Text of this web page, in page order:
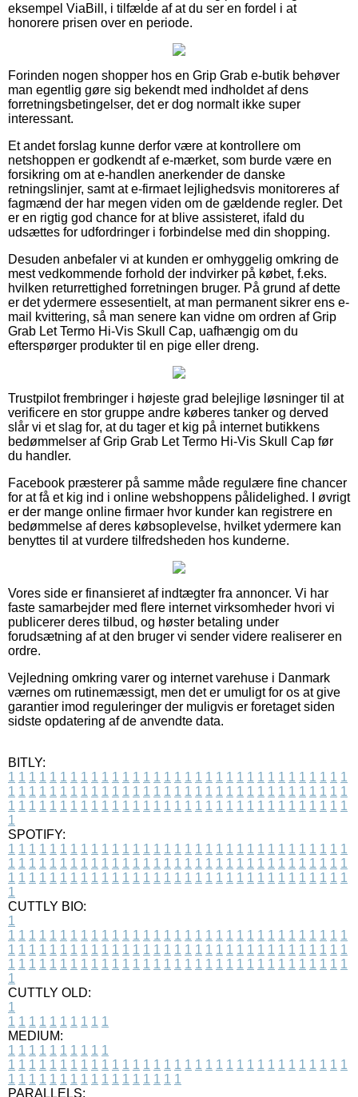
eksempel ViaBill, i tilfælde af at du ser en fordel i at
honorere prisen over en periode.
Forinden nogen shopper hos en Grip Grab e-butik behøver
man egentlig gøre sig bekendt med indholdet af dens
forretningsbetingelser, det er dog normalt ikke super
interessant.
Et andet forslag kunne derfor være at kontrollere om
netshoppen er godkendt af e-mærket, som burde være en
forsikring om at e-handlen anerkender de danske
retningslinjer, samt at e-firmaet lejlighedsvis monitoreres af
fagmænd der har megen viden om de gældende regler. Det
er en rigtig god chance for at blive assisteret, ifald du
udsættes for udfordringer i forbindelse med din shopping.
Desuden anbefaler vi at kunden er omhyggelig omkring de
mest vedkommende forhold der indvirker på købet, f.eks.
hvilken returrettighed forretningen bruger. På grund af dette
er det ydermere essesentielt, at man permanent sikrer ens e-
mail kvittering, så man senere kan vidne om ordren af Grip
Grab Let Termo Hi-Vis Skull Cap, uafhængig om du
efterspørger produkter til en pige eller dreng.
Trustpilot frembringer i højeste grad belejlige løsninger til at
verificere en stor gruppe andre køberes tanker og derved
slår vi et slag for, at du tager et kig på internet butikkens
bedømmelser af Grip Grab Let Termo Hi-Vis Skull Cap før
du handler.
Facebook præsterer på samme måde regulære fine chancer
for at få et kig ind i online webshoppens pålidelighed. I øvrigt
er der mange online firmaer hvor kunder kan registrere en
bedømmelse af deres købsoplevelse, hvilket ydermere kan
benyttes til at vurdere tilfredsheden hos kunderne.
Vores side er finansieret af indtægter fra annoncer. Vi har
faste samarbejder med flere internet virksomheder hvori vi
publicerer deres tilbud, og høster betaling under
forudsætning af at den bruger vi sender videre realiserer en
ordre.
Vejledning omkring varer og internet varehuse i Danmark
værnes om rutinemæssigt, men det er umuligt for os at give
garantier imod reguleringer der muligvis er foretaget siden
sidste opdatering af de anvendte data.
BITLY:
1 1 1 1 1 1 1 1 1 1 1 1 1 1 1 1 1 1 1 1 1 1 1 1 1 1 1 1 1 1 1 1 1
1 1 1 1 1 1 1 1 1 1 1 1 1 1 1 1 1 1 1 1 1 1 1 1 1 1 1 1 1 1 1 1 1
1 1 1 1 1 1 1 1 1 1 1 1 1 1 1 1 1 1 1 1 1 1 1 1 1 1 1 1 1 1 1 1 1
1
SPOTIFY:
1 1 1 1 1 1 1 1 1 1 1 1 1 1 1 1 1 1 1 1 1 1 1 1 1 1 1 1 1 1 1 1 1
1 1 1 1 1 1 1 1 1 1 1 1 1 1 1 1 1 1 1 1 1 1 1 1 1 1 1 1 1 1 1 1 1
1 1 1 1 1 1 1 1 1 1 1 1 1 1 1 1 1 1 1 1 1 1 1 1 1 1 1 1 1 1 1 1 1
1
CUTTLY BIO:
1
1 1 1 1 1 1 1 1 1 1 1 1 1 1 1 1 1 1 1 1 1 1 1 1 1 1 1 1 1 1 1 1 1
1 1 1 1 1 1 1 1 1 1 1 1 1 1 1 1 1 1 1 1 1 1 1 1 1 1 1 1 1 1 1 1 1
1 1 1 1 1 1 1 1 1 1 1 1 1 1 1 1 1 1 1 1 1 1 1 1 1 1 1 1 1 1 1 1 1
1
CUTTLY OLD:
1
1 1 1 1 1 1 1 1 1 1
MEDIUM:
1 1 1 1 1 1 1 1 1 1
1 1 1 1 1 1 1 1 1 1 1 1 1 1 1 1 1 1 1 1 1 1 1 1 1 1 1 1 1 1 1 1 1
1 1 1 1 1 1 1 1 1 1 1 1 1 1 1 1 1
PARALLELS: